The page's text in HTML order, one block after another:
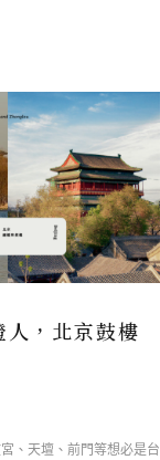
人，北京鼓樓
、天壇、前門等想必是台